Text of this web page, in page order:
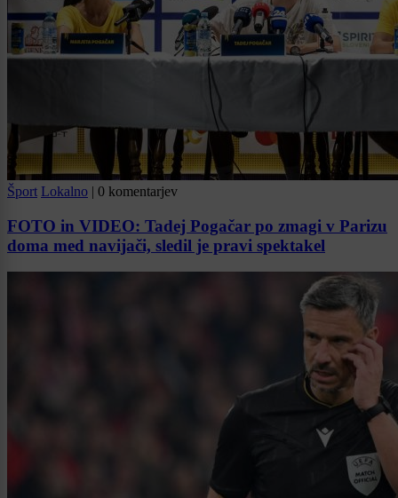
Šport Lokalno | 0 komentarjev
FOTO in VIDEO: Tadej Pogačar po zmagi v Parizu
doma med navijači, sledil je pravi spektakel